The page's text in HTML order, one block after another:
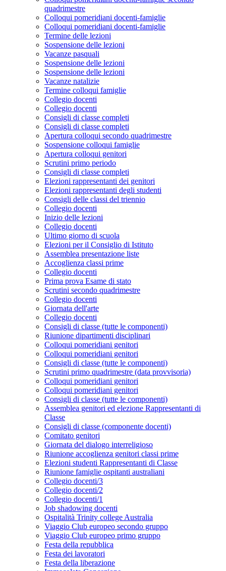
quadrimestre
Colloqui pomeridiani docenti-famiglie
Colloqui pomeridiani docenti-famiglie
Termine delle lezioni
Sospensione delle lezioni
Vacanze pasquali
Sospensione delle lezioni
Sospensione delle lezioni
Vacanze natalizie
Termine colloqui famiglie
Collegio docenti
Collegio docenti
Consigli di classe completi
Consigli di classe completi
Apertura colloqui secondo quadrimestre
Sospensione colloqui famiglie
Apertura colloqui genitori
Scrutini primo periodo
Consigli di classe completi
Elezioni rappresentanti dei genitori
Elezioni rappresentanti degli studenti
Consigli delle classi del triennio
Collegio docenti
Inizio delle lezioni
Collegio docenti
Ultimo giorno di scuola
Elezioni per il Consiglio di Istituto
Assemblea presentazione liste
Accoglienza classi prime
Collegio docenti
Prima prova Esame di stato
Scrutini secondo quadrimestre
Collegio docenti
Giornata dell'arte
Collegio docenti
Consigli di classe (tutte le componenti)
Riunione dipartimenti disciplinari
Colloqui pomeridiani genitori
Colloqui pomeridiani genitori
Consigli di classe (tutte le componenti)
Scrutini primo quadrimestre (data provvisoria)
Colloqui pomeridiani genitori
Colloqui pomeridiani genitori
Consigli di classe (tutte le componenti)
Assemblea genitori ed elezione Rappresentanti di
Classe
Consigli di classe (componente docenti)
Comitato genitori
Giornata del dialogo interreligioso
Riunione accoglienza genitori classi prime
Elezioni studenti Rappresentanti di Classe
Riunione famiglie ospitanti australiani
Collegio docenti/3
Collegio docenti/2
Collegio docenti/1
Job shadowing docenti
Ospitalità Trinity college Australia
Viaggio Club europeo secondo gruppo
Viaggio Club europeo primo gruppo
Festa della repubblica
Festa dei lavoratori
Festa della liberazione